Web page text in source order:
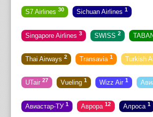
S7 Airlines 30 Sichuan Airlines 1
Singapore Airlines 3 SWISS 2
Thai Airways 2 Transavia 1 Turkish
UTair 27 Vueling 1 Wizz Air 1
Авиастар-ТУ 1 Аврора 12 Алроса 1